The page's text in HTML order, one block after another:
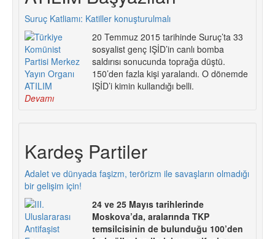
Suruç Katliamı: Katiller konuşturulmalı
20 Temmuz 2015 tarihinde Suruç’ta 33
sosyalist genç IŞİD’in canlı bomba
saldırısı sonucunda toprağa düştü.
150’den fazla kişi yaralandı. O dönemde
IŞİD’i kimin kullandığı belli.
Devamı
Kardeş Partiler
Adalet ve dünyada faşizm, terörizm ile savaşların olmadığı
bir gelişim için!
24 ve 25 Mayıs tarihlerinde
Moskova’da, aralarında TKP
temsilcisinin de bulunduğu 100’den